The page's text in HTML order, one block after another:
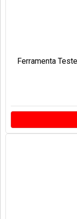
Ferramenta